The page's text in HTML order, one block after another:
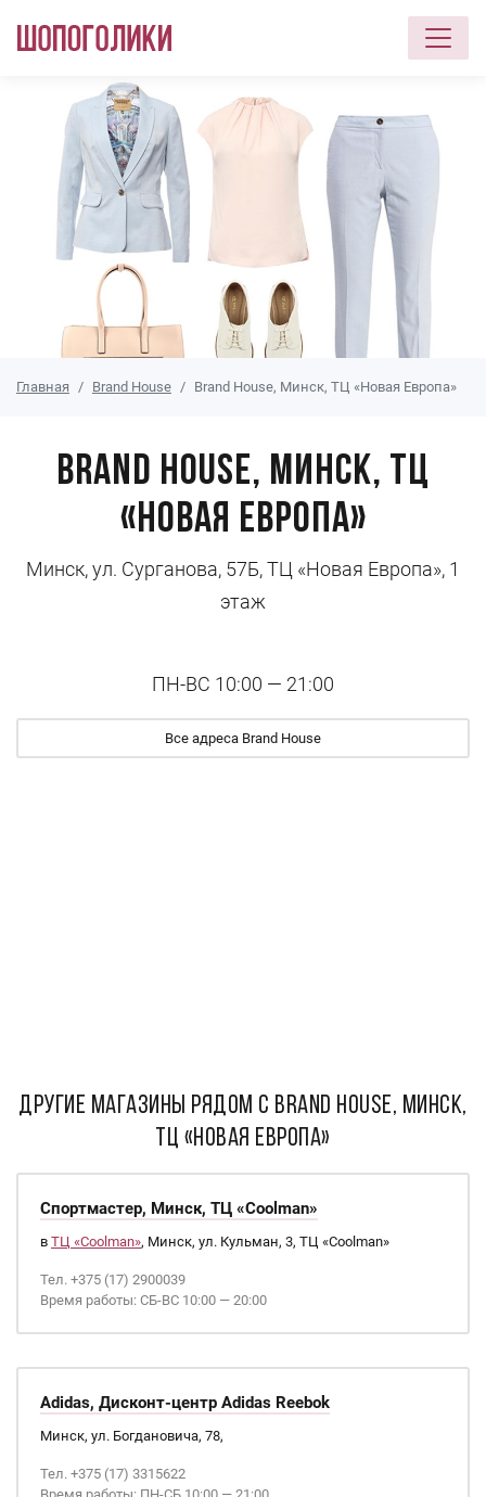
Перейти к основному содержанию
Главная Brand House Brand House, Минск, ТЦ «Новая Европа»
Brand House, Минск, ТЦ
«Новая Европа»
Минск, ул. Сурганова, 57Б, ТЦ «Новая Европа», 1
этаж
ПН-ВС 10:00 — 21:00
Все адреса Brand House
ДРУГИЕ МАГАЗИНЫ РЯДОМ С Brand House, Минск,
ТЦ «Новая Европа»
Спортмастер, Минск, ТЦ «Coolman»
в ТЦ «Coolman», Минск, ул. Кульман, 3, ТЦ «Coolman»
Тел. +375 (17) 2900039
Время работы: СБ-ВС 10:00 — 20:00
Adidas, Дисконт-центр Adidas Reebok
Минск, ул. Богдановича, 78,
Тел. +375 (17) 3315622